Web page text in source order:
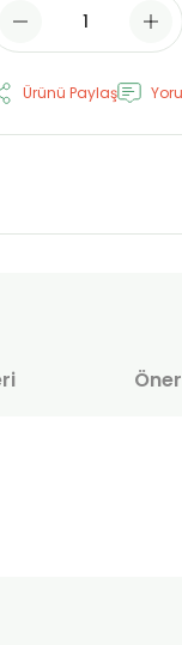
Ürünü Paylaş